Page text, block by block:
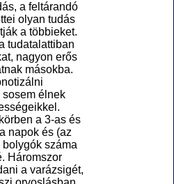
a feltárandó
olyan tudás
a többieket.
tudatalattiban
nagyon erős
másokba.
sosem élnek
a 3-as és
napok és (az
száma
Háromszor
a varázsigét,